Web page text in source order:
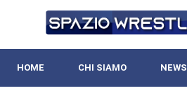
HOME CHI SIAMO NEWS